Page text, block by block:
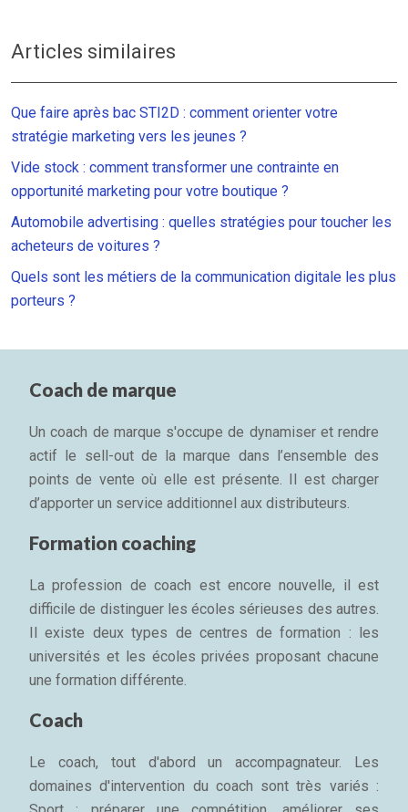
Articles similaires
Que faire après bac STI2D : comment orienter votre
stratégie marketing vers les jeunes ?
Vide stock : comment transformer une contrainte en
opportunité marketing pour votre boutique ?
Automobile advertising : quelles stratégies pour toucher les
acheteurs de voitures ?
Quels sont les métiers de la communication digitale les plus
porteurs ?
Coach de marque
Un coach de marque s'occupe de dynamiser et rendre
actif le sell-out de la marque dans l’ensemble des
points de vente où elle est présente. Il est charger
d’apporter un service additionnel aux distributeurs.
Formation coaching
La profession de coach est encore nouvelle, il est
difficile de distinguer les écoles sérieuses des autres.
Il existe deux types de centres de formation : les
universités et les écoles privées proposant chacune
une formation différente.
Coach
Le coach, tout d'abord un accompagnateur. Les
domaines d'intervention du coach sont très variés :